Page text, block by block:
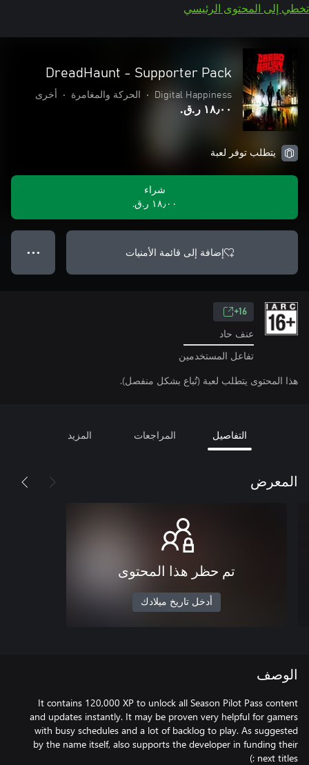
تخطي إلى المحتوى الرئيسي
DreadHaunt - Supporter Pack
Digital Happiness
• الحركة والمغامرة • أخرى
١٨٫٠٠ ر.ق.‏
يتطلب توفر لعبة
شراء
١٨٫٠٠ ر.ق.‏
إضافة إلى قائمة الأمنيات ● ● ●
16+
عنف حاد
تفاعل المستخدمين
هذا المحتوى يتطلب لعبة (تُباع بشكل منفصل).
التفاصيل المراجعات المزيد
المعرض
تم حظر هذا المحتوى
أدخل تاريخ ميلادك
الوصف
It contains 120,000 XP to unlock all Season Pilot Pass content
and updates instantly. It may be proven very helpful for gamers
with busy schedules and a lot of backlog to play. As suggested
by the name itself, also supports the developer in funding their
next titles :)